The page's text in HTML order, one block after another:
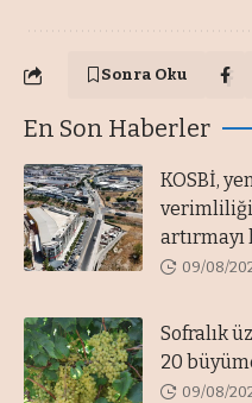
Sonra Oku
En Son Haberler
KOSBİ,
verimliliği
09/08/
Sofralık
20
09/08/